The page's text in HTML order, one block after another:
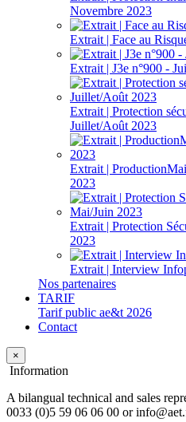
Novembre 2023
Extrait | Face au
Extrait | J3e n°900 -
Extrait | Protection
Juillet/Août 2023
Extrait |
2023
Extrait | Protection
2023
Extrait | Interview
Nos partenaires
TARIF
Tarif public ae&t 2026
Contact
×
Information
A bilangual technical and sales
0033 (0)5 59 06 06 00 or